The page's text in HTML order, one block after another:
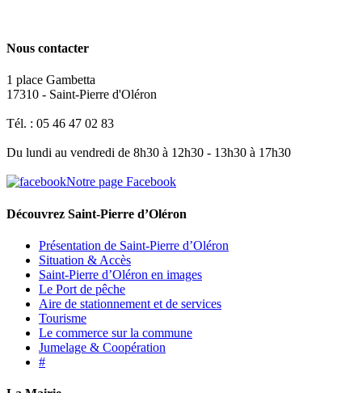
Nous contacter
1 place Gambetta
17310 - Saint-Pierre d'Oléron
Tél. : 05 46 47 02 83
Du lundi au vendredi de 8h30 à 12h30 - 13h30 à 17h30
Notre page Facebook
Découvrez Saint-Pierre d’Oléron
Présentation de Saint-Pierre d’Oléron
Situation & Accès
Saint-Pierre d’Oléron en images
Le Port de pêche
Aire de stationnement et de services
Tourisme
Le commerce sur la commune
Jumelage & Coopération
#